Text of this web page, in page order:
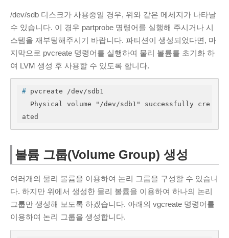
/dev/sdb 디스크가 사용중일 경우, 위와 같은 메세지가 나타날
수 있습니다. 이 경우 partprobe 명령어를 실행해 주시거나 시
스템을 재부팅해주시기 바랍니다. 파티션이 생성되었다면, 마
지막으로 pvcreate 명령어를 실행하여 물리 볼륨를 초기화 하
여 LVM 생성 후 사용할 수 있도록 합니다.
# pvcreate /dev/sdb1
ated
볼륨 그룹(Volume Group) 생성
여러개의 물리 볼륨을 이용하여 논리 그룹을 구성할 수 있습니
다. 하지만 위에서 생성한 물리 볼륨을 이용하여 하나의 논리
그룹만 생성해 보도록 하겠습니다. 아래의 vgcreate 명령어를
이용하여 논리 그룹을 생성합니다.